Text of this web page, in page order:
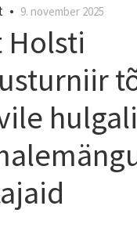
• 9. november 2025
Holsti